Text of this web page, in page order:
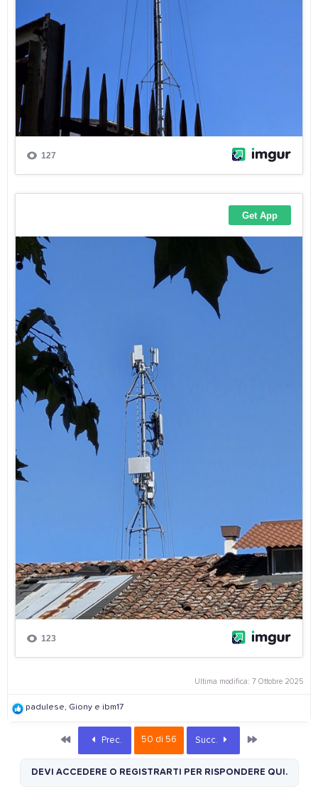
Ultima modifica: 7 Ottobre 2025
R
padulese, Giony e ibm17
Primo Prec. 50 di 56 Succ.
DEVI ACCEDERE O REGISTRARTI PER RISPONDERE QUI.